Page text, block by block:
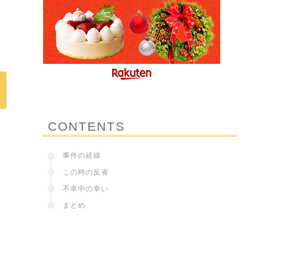
CONTENTS
事件の経緯
この時の反省
不幸中の幸い
まとめ